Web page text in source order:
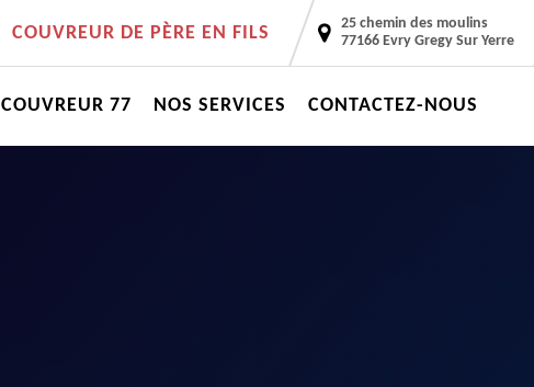
COUVREUR DE PÈRE EN FILS
25 chemin des moulins
77166 Evry Gregy Sur Yerre
COUVREUR 77 NOS SERVICES CONTACTEZ-NOUS